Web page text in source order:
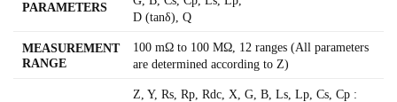
PARAMETERS
D (tanδ), Q
MEASUREMENT
RANGE
100 mΩ to 100 MΩ, 12 ranges (All parameters
are determined according to Z)
Z, Y, Rs, Rp, Rdc, X, G, B, Ls, Lp, Cs, Cp :